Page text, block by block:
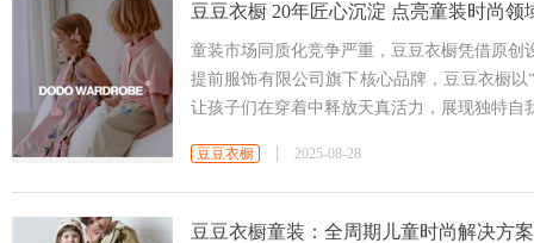
豆豆衣橱 20年匠心沉淀 点亮童装时尚领
童装市场同质化竞争严重，豆豆衣橱凭借原
提前服饰有限公司旗下核心品牌，豆豆衣橱
让孩子们在穿着中释放天真活力，展现独特自
豆豆衣橱 2025-08-28
豆豆衣橱童装：全周期儿童时尚解决方案